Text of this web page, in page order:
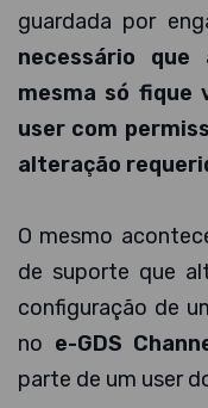
guardada por
necessário
mesma só fique
user com
alteração
O mesmo
de suporte que
configuração de
no e-GDS
parte de um user